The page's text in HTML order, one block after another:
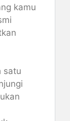
kamu
satu